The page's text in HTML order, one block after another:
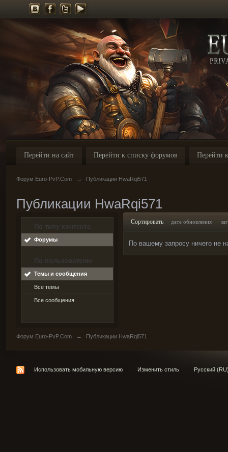
Перейти на сайт Перейти к списку форумов Перейти
Форум Euro-PvP.Com → Публикации HwaRqi571
Публикации HwaRqi571
По типу контента
Форумы
По пользователю
Темы и сообщения
Все темы
Все сообщения
Сортировать дате обновления
По вашему запросу ничего не
Форум Euro-PvP.Com → Публикации HwaRqi571
Использовать мобильную версию Изменить стиль Русский